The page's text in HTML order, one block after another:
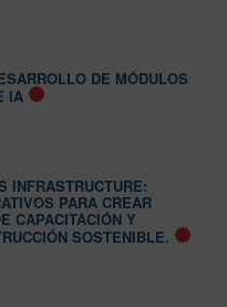
DE MÓDULOS
IA
INFRASTRUCTURE:
PARA CREAR
CAPACITACIÓN Y
SOSTENIBLE.